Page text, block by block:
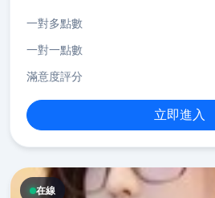
一對多點數
一對一點數
滿意度評分
立即進入
在線